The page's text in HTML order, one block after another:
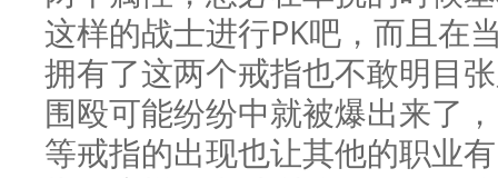
这样的战士进行PK吧，而且在
拥有了这两个戒指也不敢明目
围殴可能纷纷中就被爆出来了
等戒指的出现也让其他的职业